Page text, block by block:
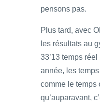
pensons pas.
Plus tard, avec
les résultats au
33’13 temps
année, les
comme le temps
qu’auparavant,